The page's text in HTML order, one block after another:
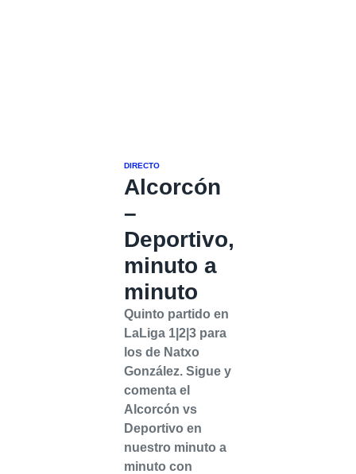
DIRECTO
Alcorcón
–
Deportivo,
minuto a
minuto
Quinto partido en
LaLiga 1|2|3 para
los de Natxo
González. Sigue y
comenta el
Alcorcón vs
Deportivo en
nuestro minuto a
minuto con